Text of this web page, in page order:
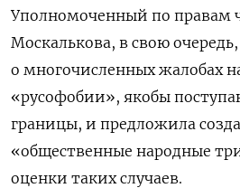
Уполномоченный по правам
Москалькова, в свою
о многочисленных жалобах
«русофобии», якобы
границы, и предложила
«общественные народные
оценки таких случаев.